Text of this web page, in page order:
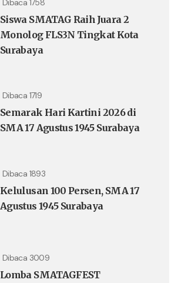
Dibaca 1758
Siswa SMATAG Raih Juara 2
Monolog FLS3N Tingkat Kota
Surabaya
Dibaca 1719
Semarak Hari Kartini 2026 di
SMA 17 Agustus 1945 Surabaya
Dibaca 1893
Kelulusan 100 Persen, SMA 17
Agustus 1945 Surabaya
Dibaca 3009
Lomba SMATAGFEST